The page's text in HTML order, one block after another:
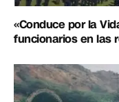
«Conduce por la
funcionarios en las